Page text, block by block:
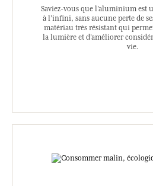
Saviez-vous que l’aluminium est
à l’infini, sans aucune perte de
matériau très résistant qui
la lumière et d’améliorer
vie.